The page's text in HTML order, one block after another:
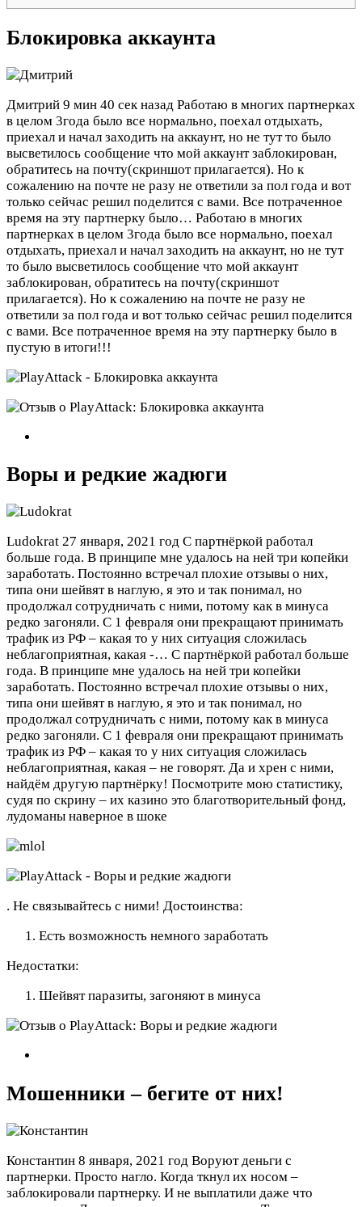
Блокировка аккаунта
Дмитрий 9 мин 40 сек назад Работаю в многих партнерках
в целом 3года было все нормально, поехал отдыхать,
приехал и начал заходить на аккаунт, но не тут то было
высветилось сообщение что мой аккаунт заблокирован,
обратитесь на почту(скриншот прилагается). Но к
сожалению на почте не разу не ответили за пол года и вот
только сейчас решил поделится с вами. Все потраченное
время на эту партнерку было… Работаю в многих
партнерках в целом 3года было все нормально, поехал
отдыхать, приехал и начал заходить на аккаунт, но не тут
то было высветилось сообщение что мой аккаунт
заблокирован, обратитесь на почту(скриншот
прилагается). Но к сожалению на почте не разу не
ответили за пол года и вот только сейчас решил поделится
с вами. Все потраченное время на эту партнерку было в
пустую в итоги!!!
Воры и редкие жадюги
Ludokrat 27 января, 2021 год С партнёркой работал
больше года. В принципе мне удалось на ней три копейки
заработать. Постоянно встречал плохие отзывы о них,
типа они шейвят в наглую, я это и так понимал, но
продолжал сотрудничать с ними, потому как в минуса
редко загоняли. С 1 февраля они прекращают принимать
трафик из РФ – какая то у них ситуация сложилась
неблагоприятная, какая -… С партнёркой работал больше
года. В принципе мне удалось на ней три копейки
заработать. Постоянно встречал плохие отзывы о них,
типа они шейвят в наглую, я это и так понимал, но
продолжал сотрудничать с ними, потому как в минуса
редко загоняли. С 1 февраля они прекращают принимать
трафик из РФ – какая то у них ситуация сложилась
неблагоприятная, какая – не говорят. Да и хрен с ними,
найдём другую партнёрку! Посмотрите мою статистику,
судя по скрину – их казино это благотворительный фонд,
лудоманы наверное в шоке
. Не связывайтесь с ними! Достоинства:
Есть возможность немного заработать
Недостатки:
Шейвят паразиты, загоняют в минуса
Мошенники – бегите от них!
Константин 8 января, 2021 год Воруют деньги с
партнерки. Просто нагло. Когда ткнул их носом –
заблокировали партнерку. И не выплатили даже что